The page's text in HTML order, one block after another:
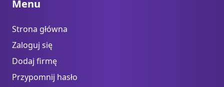
Menu
Strona główna
Zaloguj się
Dodaj firmę
Przypomnij hasło